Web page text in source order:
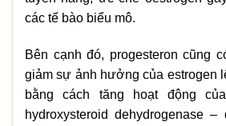
các tế bào biểu mô.
Bên cạnh đó, progesteron cũng
giảm sự ảnh hưởng của estrogen
bằng cách tăng hoạt động
hydroxysteroid dehydrogenase